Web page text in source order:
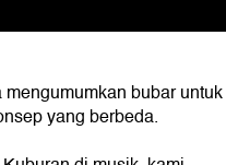
bubar untuk
yang berbeda.